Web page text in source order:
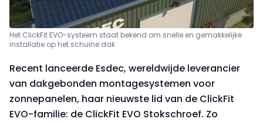
Het ClickFit EVO-systeem staat bekend om snelle en gemakkelijke
installatie op het schuine dak
Recent lanceerde Esdec, wereldwijde leverancier
van dakgebonden montagesystemen voor
zonnepanelen, haar nieuwste lid van de ClickFit
EVO-familie: de ClickFit EVO Stokschroef. Zo